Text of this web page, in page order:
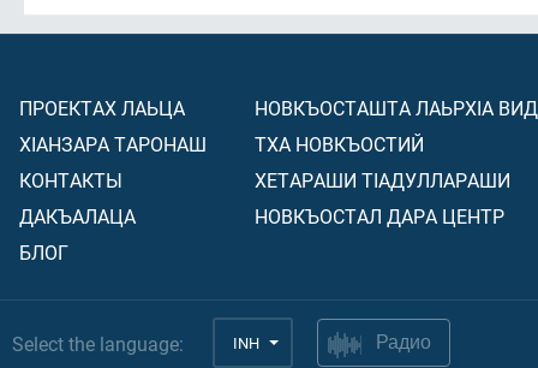
ПРОЕКТАХ ЛАЬЦА
ХIАНЗАРА ТАРОНАШ
КОНТАКТЫ
ДАКЪАЛАЦА
БЛОГ
НОВКЪОСТАШТА ЛАЬРХIА
ТХА НОВКЪОСТИЙ
ХЕТАРАШИ ТIАДУЛЛАРАШИ
НОВКЪОСТАЛ ДАРА ЦЕНТР
Select the language: INH Радио